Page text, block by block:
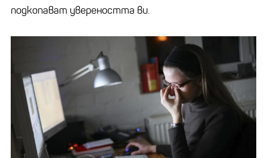
подкопават увереността ви.